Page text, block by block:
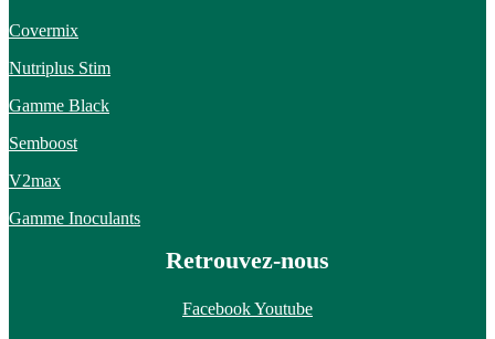
Covermix
Nutriplus Stim
Gamme Black
Semboost
V2max
Gamme Inoculants
Retrouvez-nous
FacebookYoutube